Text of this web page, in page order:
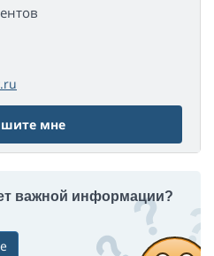
мне
важной информации?